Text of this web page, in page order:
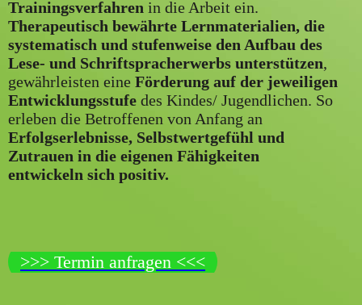
Trainingsverfahren in die Arbeit ein.
Therapeutisch bewährte Lernmaterialien, die
systematisch und stufenweise den Aufbau des
Lese- und Schriftspracherwerbs unterstützen,
gewährleisten eine Förderung auf der jeweiligen
Entwicklungsstufe des Kindes/ Jugendlichen. So
erleben die Betroffenen von Anfang an
Erfolgserlebnisse, Selbstwertgefühl und
Zutrauen in die eigenen Fähigkeiten
entwickeln sich positiv.
>>> Termin anfragen <<<